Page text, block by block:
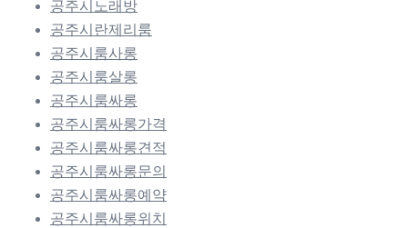
공주시노래방
공주시란제리룸
공주시룸사롱
공주시룸살롱
공주시룸싸롱
공주시룸싸롱가격
공주시룸싸롱견적
공주시룸싸롱문의
공주시룸싸롱예약
공주시룸싸롱위치